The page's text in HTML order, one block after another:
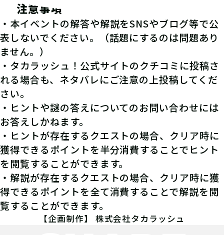
注意事項
・本イベントの解答や解説をSNSやブログ等で公
表しないでください。（話題にするのは問題あり
ません。）
・タカラッシュ！公式サイトのクチコミに投稿さ
れる場合も、ネタバレにご注意の上投稿してくだ
さい。
・ヒントや謎の答えについてのお問い合わせには
お答えしかねます。
・ヒントが存在するクエストの場合、クリア時に
獲得できるポイントを半分消費することでヒント
を閲覧することができます。
・解説が存在するクエストの場合、クリア時に獲
得できるポイントを全て消費することで解説を閲
覧することができます。
【企画制作】 株式会社タカラッシュ